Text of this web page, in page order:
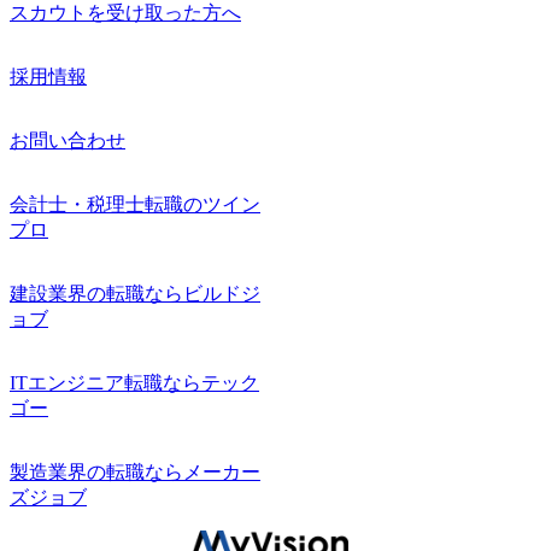
スカウトを受け取った方へ
採用情報
お問い合わせ
会計士・税理士転職のツイン
プロ
建設業界の転職ならビルドジ
ョブ
ITエンジニア転職ならテック
ゴー
製造業界の転職ならメーカー
ズジョブ